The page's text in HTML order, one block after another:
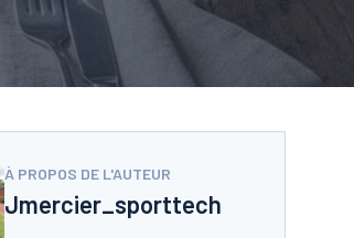
À PROPOS DE L'AUTEUR
Jmercier_sporttech